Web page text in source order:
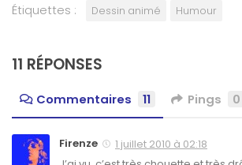
Étiquettes : Dessin animé Humour
11 RÉPONSES
Commentaires 11 Pings 0
Firenze
1 juillet 2010 à 02:18